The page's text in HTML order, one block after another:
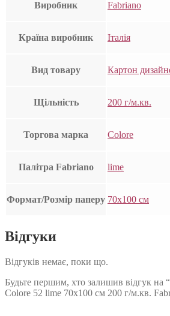
Виробник Fabriano
Країна виробник Італія
Вид товару Картон
Щільність 200 г/м.кв.
Торгова марка Colore
Палітра Fabriano lime
Формат/Розмір паперу 70х100 см
Відгуки
Відгуків немає, поки що.
Будьте першим, хто залишив відгук на
Colore 52 lime 70х100 см 200 г/м.кв.